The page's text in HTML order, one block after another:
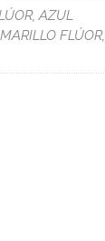
AZUL
FLÚOR,